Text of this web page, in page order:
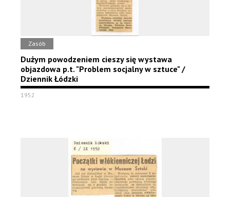
Zasób
Dużym powodzeniem cieszy się wystawa
objazdowa p.t. "Problem socjalny w sztuce" /
Dziennik Łódzki
1952